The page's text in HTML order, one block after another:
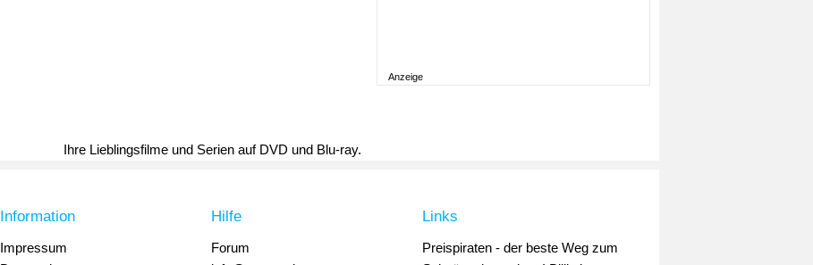
Anzeige
Ihre Lieblingsfilme und Serien auf DVD und Blu-ray.
Information
Impressum
Hilfe
Forum
Links
Preispiraten - der beste Weg zum